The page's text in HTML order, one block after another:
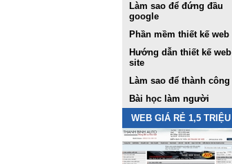
Làm sao để đứng đầu
google
Phần mềm thiết kế web
Hướng dẫn thiết kế web
site
Làm sao để thành công
Bài học làm người
WEB GIÁ RẺ 1,5 TRIỆU